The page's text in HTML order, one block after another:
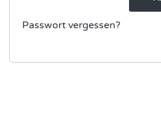
Passwort vergessen?